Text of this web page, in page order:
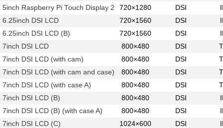
5inch Raspberry Pi Touch Display 2
720×1280 DSI
6.25inch DSI LCD
720×1560 DSI
6.25inch DSI LCD (B)
720×1560 DSI
7inch DSI LCD
800×480 DSI
7inch DSI LCD (with cam)
800×480 DSI
7inch DSI LCD (with cam and case)
800×480 DSI
7inch DSI LCD (with case A)
800×480 DSI
7inch DSI LCD (B)
800×480 DSI
7inch DSI LCD (B) (with case A)
800×480 DSI
7inch DSI LCD (C)
1024×600 DSI